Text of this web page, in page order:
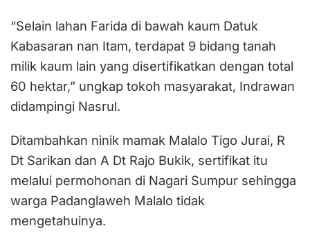
“Selain lahan Farida di bawah kaum Datuk
Kabasaran nan Itam, terdapat 9 bidang tanah
milik kaum lain yang disertifikatkan dengan total
60 hektar,” ungkap tokoh masyarakat, Indrawan
didampingi Nasrul.
Ditambahkan ninik mamak Malalo Tigo Jurai, R
Dt Sarikan dan A Dt Rajo Bukik, sertifikat itu
melalui permohonan di Nagari Sumpur sehingga
warga Padanglaweh Malalo tidak
mengetahuinya.